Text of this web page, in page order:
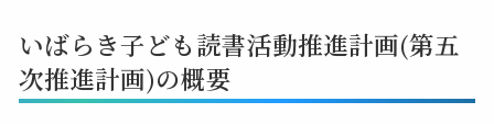
いばらき子ども読書活動推進計画(第五
次推進計画)の概要